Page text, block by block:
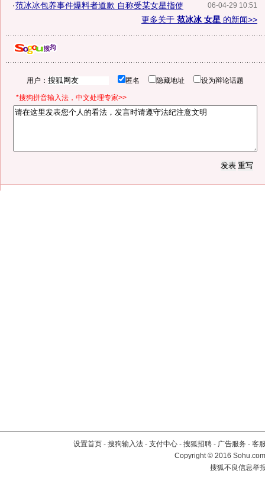
06-04-29 10:51
·范冰冰包养事件爆料者道歉 自称受某女星指使
更多关于 范冰冰 女星 的新闻>>
用户： 匿名 隐藏地址 设为辩论话题
*搜狗拼音输入法，中文处理专家>>
设置首页 - 搜狗输入法 - 支付中心 - 搜狐招聘 - 广告服务 - 客
Copyright©2016
搜狐不良信息举